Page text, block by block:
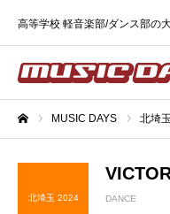
高等学校 軽音楽部/ダンス部の
MUSIC DAYS 北埼
北埼玉 2024 DANCE